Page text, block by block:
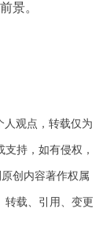
景。
人观点，转载仅为
持，如有侵权，
创内容著作权属
转载、引用、变更